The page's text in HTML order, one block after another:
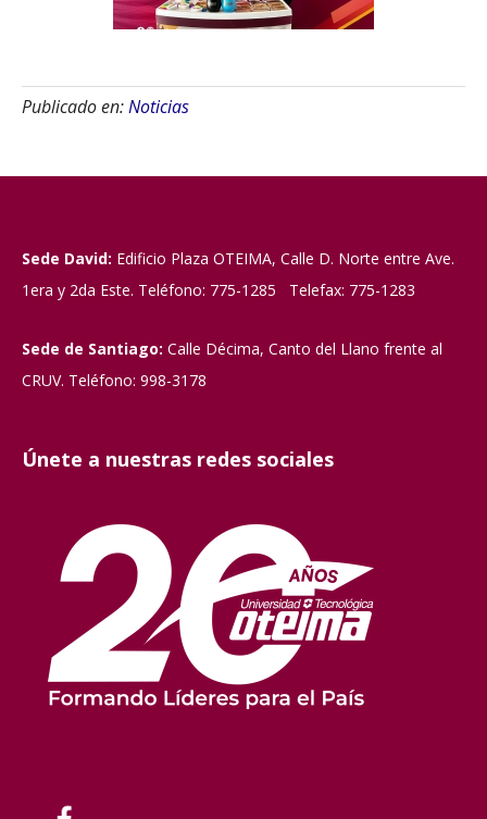
Publicado en:Noticias
Sede David: Edificio Plaza OTEIMA, Calle D. Norte entre Ave.
1era y 2da Este. Teléfono: 775-1285 Telefax: 775-1283
Sede de Santiago: Calle Décima, Canto del Llano frente al
CRUV. Teléfono: 998-3178
Únete a nuestras redes sociales